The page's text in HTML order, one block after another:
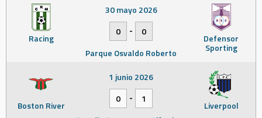
Racing Defensor
Sporting
30 mayo 2026
0
-
0
Parque Osvaldo Roberto
Boston River Liverpool
1 junio 2026
0
-
1